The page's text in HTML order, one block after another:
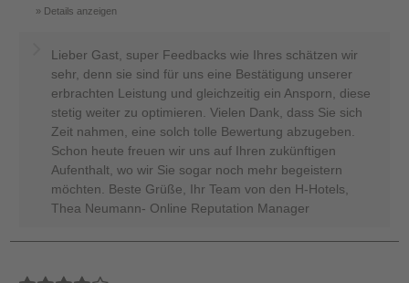
Details anzeigen
Lieber Gast, super Feedbacks wie Ihres schätzen wir
sehr, denn sie sind für uns eine Bestätigung unserer
erbrachten Leistung und gleichzeitig ein Ansporn, diese
stetig weiter zu optimieren. Vielen Dank, dass Sie sich
Zeit nahmen, eine solch tolle Bewertung abzugeben.
Schon heute freuen wir uns auf Ihren zukünftigen
Aufenthalt, wo wir Sie sogar noch mehr begeistern
möchten. Beste Grüße, Ihr Team von den H-Hotels,
Thea Neumann- Online Reputation Manager